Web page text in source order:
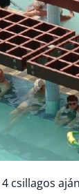
4 csillagos